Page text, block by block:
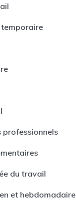
temporaire
professionnels
du travail
et hebdomadaire